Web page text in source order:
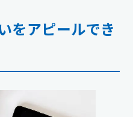
をアピールでき